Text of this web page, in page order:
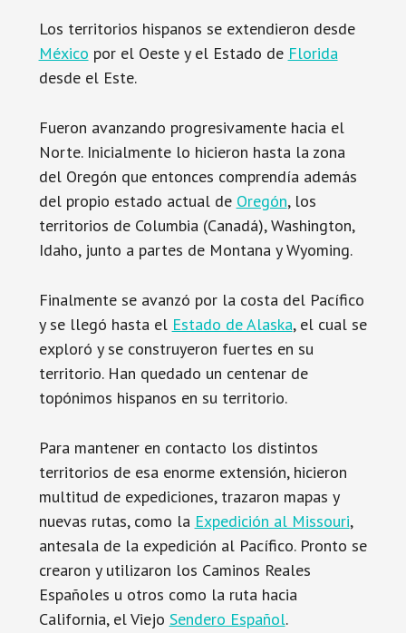
Los territorios hispanos se extendieron desde
México por el Oeste y el Estado de Florida
desde el Este.
Fueron avanzando progresivamente hacia el
Norte. Inicialmente lo hicieron hasta la zona
del Oregón que entonces comprendía además
del propio estado actual de Oregón, los
territorios de Columbia (Canadá), Washington,
Idaho, junto a partes de Montana y Wyoming.
Finalmente se avanzó por la costa del Pacífico
y se llegó hasta el Estado de Alaska, el cual se
exploró y se construyeron fuertes en su
territorio. Han quedado un centenar de
topónimos hispanos en su territorio.
Para mantener en contacto los distintos
territorios de esa enorme extensión, hicieron
multitud de expediciones, trazaron mapas y
nuevas rutas, como la Expedición al Missouri,
antesala de la expedición al Pacífico. Pronto se
crearon y utilizaron los Caminos Reales
Españoles u otros como la ruta hacia
California, el Viejo Sendero Español.